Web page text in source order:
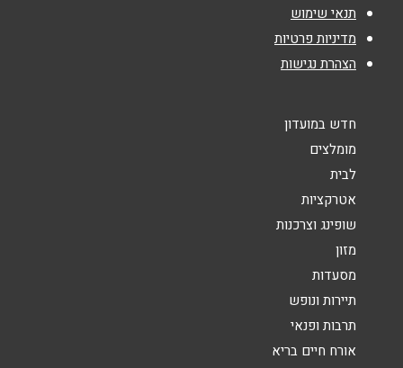
אנא חזרו אלי בקשר ל...
הודעה*
תנאי שימוש
מדיניות פרטיות
הצהרת נגישות
חדש במועדון
מומלצים
לבית
אטרקציות
שופינג וצרכנות
מזון
מסעדות
תיירות ונופש
תרבות ופנאי
אורח חיים בריא